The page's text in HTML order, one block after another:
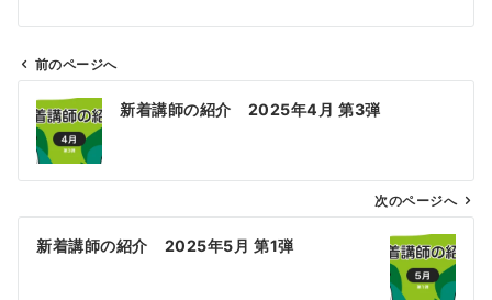
ビ
前のページへ
新着講師の紹介 2025年4月 第3弾
次のページへ
新着講師の紹介 2025年5月 第1弾